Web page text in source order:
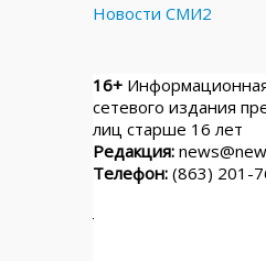
Новости СМИ2
16+
сетевого издания
лиц старше 16 лет
Редакция:
Телефон: (863) 201-